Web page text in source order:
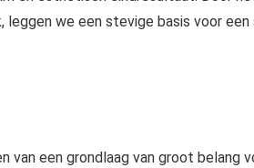
leggen we een stevige basis voor
van een grondlaag van groot belang